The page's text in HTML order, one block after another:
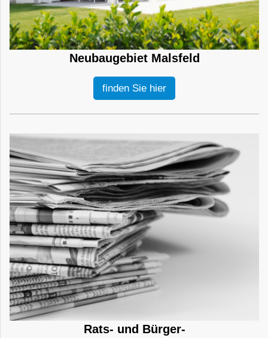
Neubaugebiet Malsfeld
finden Sie hier
Rats- und Bürger-